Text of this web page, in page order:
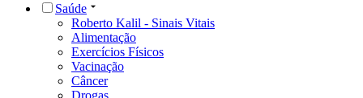
Saúde
Roberto Kalil - Sinais Vitais
Alimentação
Exercícios Físicos
Vacinação
Câncer
Drogas